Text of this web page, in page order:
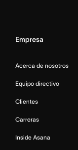
Empresa
Acerca de nosotros
Equipo directivo
Clientes
Carreras
Inside Asana